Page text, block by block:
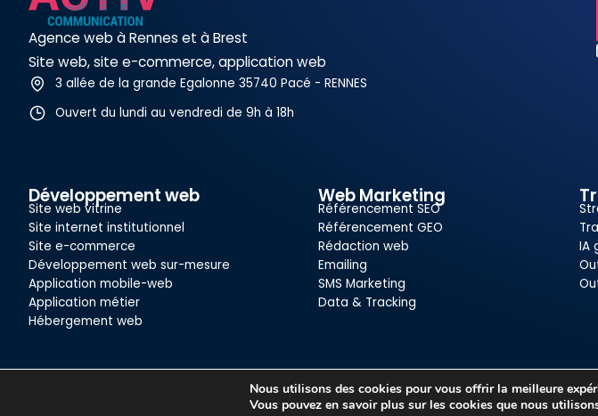
Agence web à Rennes et à Brest
Site web, site e-commerce, application web
3 allée de la grande Egalonne 35740 Pacé - RENNES
Ouvert du lundi au vendredi de 9h à 18h
Développement web
Site web vitrine
Site internet institutionnel
Site e-commerce
Développement web sur-mesure
Application mobile-web
Application métier
Hébergement web
Web Marketing
Référencement SEO
Référencement GEO
Rédaction web
Emailing
SMS Marketing
Data & Tracking
IA
Copyright© ACTIV communication - Tous droits réservés Mentions légales
Nous utilisons des cookies pour vous offrir la meilleure
Vous pouvez en savoir plus sur les cookies que nous